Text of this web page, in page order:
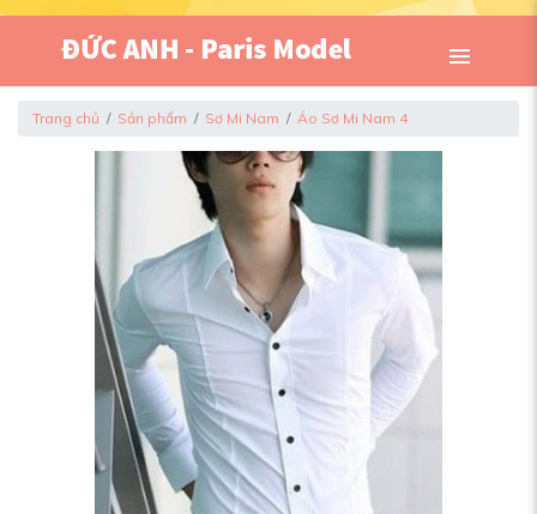
Trang chủ Sản phẩm Sơ Mi Nam Áo Sơ Mi Nam 4